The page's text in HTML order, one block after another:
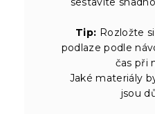
Tip: Rozložte
podlaze podle
čas při
Jaké materiály
jsou